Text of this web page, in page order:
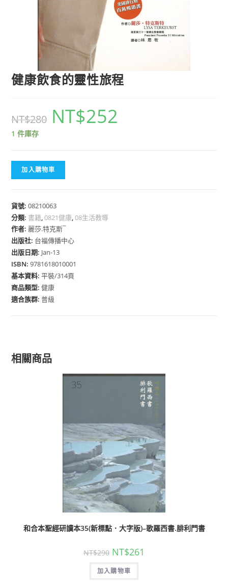
健康飲食的靈性旅程
NT$280 NT$252
1 件庫存
加入購物車
貨號:08210063
分類: 書籍,0821健康,08生活教導
作者: 麗莎.特克斯¯
出版社: 台福傳播中心
出版日期: Jan-13
ISBN:9781618010001
基本資料:平裝/314頁
商品類型:健康
適合族群:普級
相關商品
和合本聖經研讀本35(新標點．大字版)–歌羅西書.腓利門書
NT$290 NT$261
加入購物車